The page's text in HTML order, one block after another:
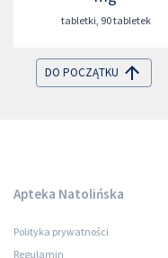
tabletki, 90 tabletek
DO POCZĄTKU
Apteka Natolińska
Polityka prywatności
Regulamin